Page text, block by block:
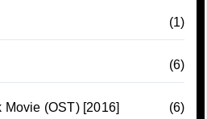
(1)
(6)
(OST) [2016] (6)